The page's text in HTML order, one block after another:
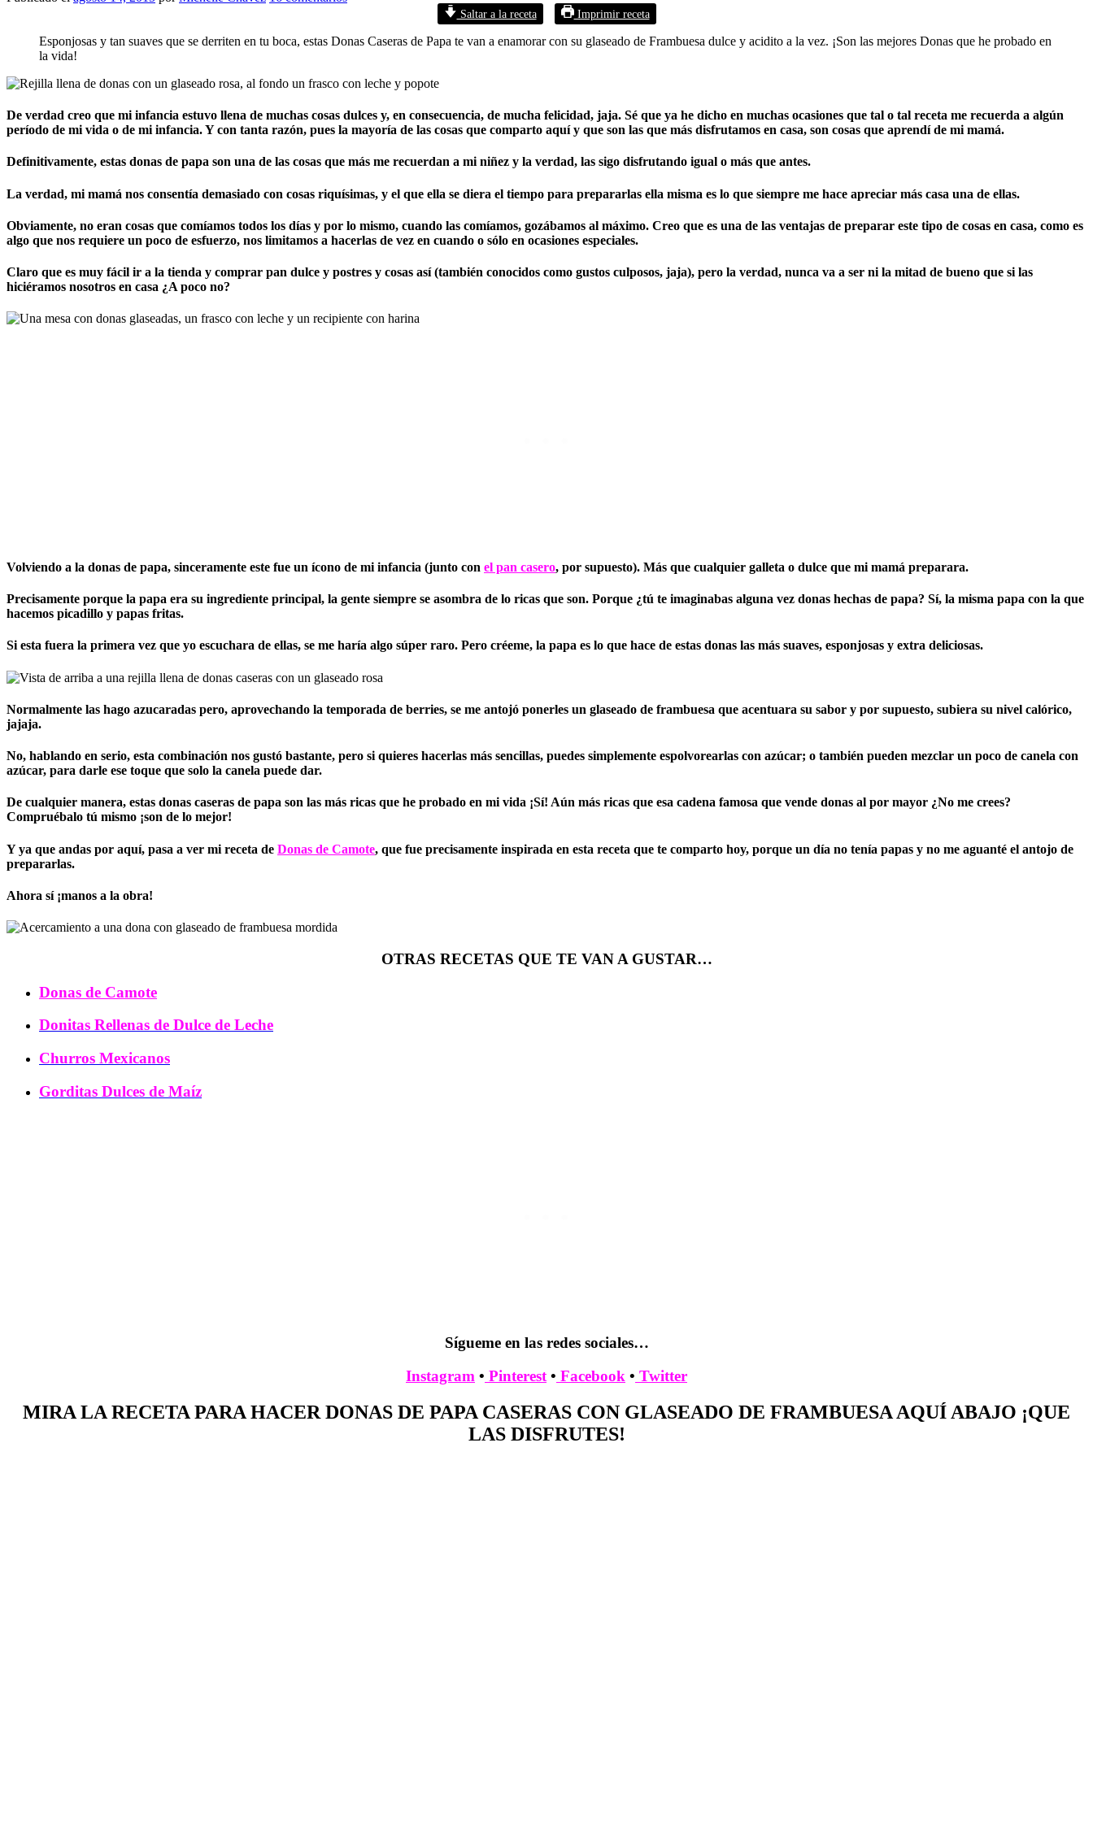
Saltar a la receta Imprimir receta
Esponjosas y tan suaves que se derriten en tu boca, estas Donas Caseras de Papa te van a enamorar con su glaseado de Frambuesa dulce y acidito a la vez. ¡Son las mejores Donas que he probado en
la vida!
De verdad creo que mi infancia estuvo llena de muchas cosas dulces y, en consecuencia, de mucha felicidad, jaja. Sé que ya he dicho en muchas ocasiones que tal o tal receta me recuerda a algún
período de mi vida o de mi infancia. Y con tanta razón, pues la mayoría de las cosas que comparto aquí y que son las que más disfrutamos en casa, son cosas que aprendí de mi mamá.
Definitivamente, estas donas de papa son una de las cosas que más me recuerdan a mi niñez y la verdad, las sigo disfrutando igual o más que antes.
La verdad, mi mamá nos consentía demasiado con cosas riquísimas, y el que ella se diera el tiempo para prepararlas ella misma es lo que siempre me hace apreciar más casa una de ellas.
Obviamente, no eran cosas que comíamos todos los días y por lo mismo, cuando las comíamos, gozábamos al máximo. Creo que es una de las ventajas de preparar este tipo de cosas en casa, como es
algo que nos requiere un poco de esfuerzo, nos limitamos a hacerlas de vez en cuando o sólo en ocasiones especiales.
Claro que es muy fácil ir a la tienda y comprar pan dulce y postres y cosas así (también conocidos como gustos culposos, jaja), pero la verdad, nunca va a ser ni la mitad de bueno que si las
hiciéramos nosotros en casa ¿A poco no?
Volviendo a la donas de papa, sinceramente este fue un ícono de mi infancia (junto con el pan casero, por supuesto). Más que cualquier galleta o dulce que mi mamá preparara.
Precisamente porque la papa era su ingrediente principal, la gente siempre se asombra de lo ricas que son. Porque ¿tú te imaginabas alguna vez donas hechas de papa? Sí, la misma papa con la que
hacemos picadillo y papas fritas.
Si esta fuera la primera vez que yo escuchara de ellas, se me haría algo súper raro. Pero créeme, la papa es lo que hace de estas donas las más suaves, esponjosas y extra deliciosas.
Normalmente las hago azucaradas pero, aprovechando la temporada de berries, se me antojó ponerles un glaseado de frambuesa que acentuara su sabor y por supuesto, subiera su nivel calórico,
jajaja.
No, hablando en serio, esta combinación nos gustó bastante, pero si quieres hacerlas más sencillas, puedes simplemente espolvorearlas con azúcar; o también pueden mezclar un poco de canela con
azúcar, para darle ese toque que solo la canela puede dar.
De cualquier manera, estas donas caseras de papa son las más ricas que he probado en mi vida ¡Sí! Aún más ricas que esa cadena famosa que vende donas al por mayor ¿No me crees?
Compruébalo tú mismo ¡son de lo mejor!
Y ya que andas por aquí, pasa a ver mi receta de Donas de Camote, que fue precisamente inspirada en esta receta que te comparto hoy, porque un día no tenía papas y no me aguanté el antojo de
prepararlas.
Ahora sí ¡manos a la obra!
OTRAS RECETAS QUE TE VAN A GUSTAR…
Donas de Camote
Donitas Rellenas de Dulce de Leche
Churros Mexicanos
Gorditas Dulces de Maíz
Sígueme en las redes sociales…
Instagram • Pinterest • Facebook • Twitter
MIRA LA RECETA PARA HACER DONAS DE PAPA CASERAS CON GLASEADO DE FRAMBUESA AQUÍ ABAJO ¡QUE
LAS DISFRUTES!